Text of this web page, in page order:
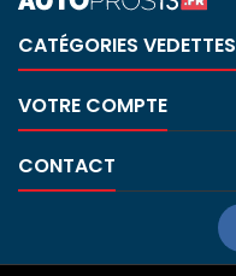
CATÉGORIES VEDETTES
VOTRE COMPTE
CONTACT